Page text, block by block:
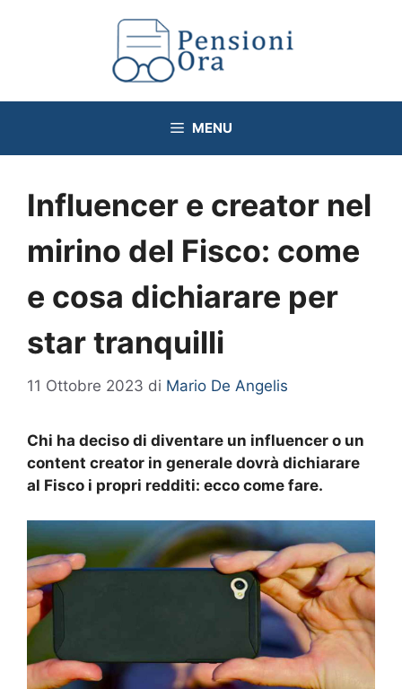
MENU
Influencer e creator nel
mirino del Fisco: come
e cosa dichiarare per
star tranquilli
11 Ottobre 2023 di Mario De Angelis
Chi ha deciso di diventare un influencer o un
content creator in generale dovrà dichiarare
al Fisco i propri redditi: ecco come fare.